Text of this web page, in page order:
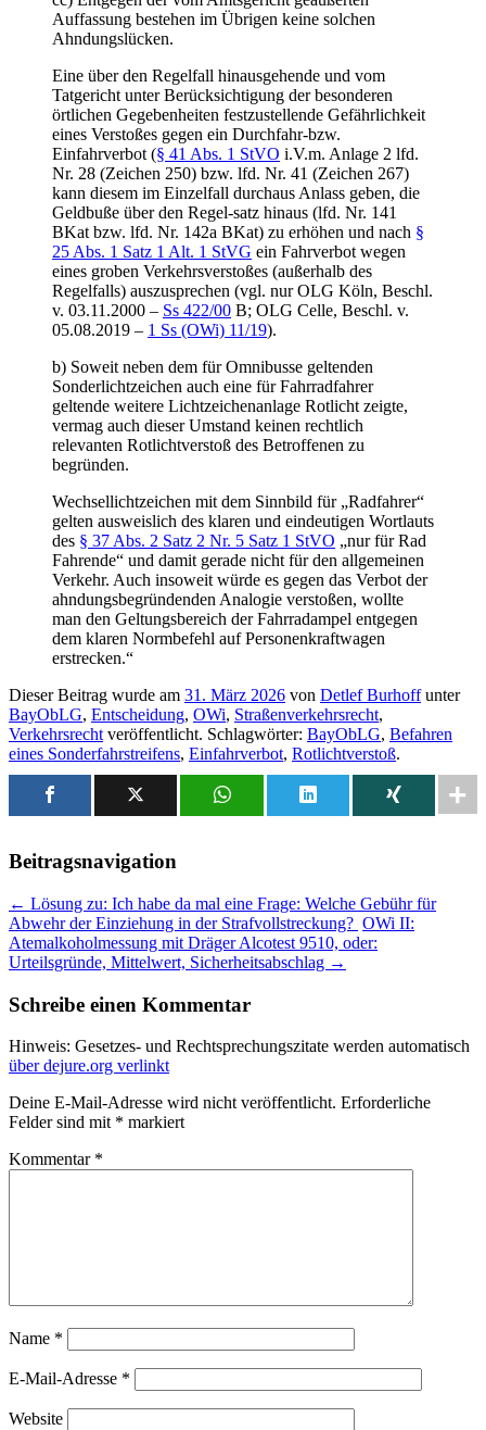
Auffassung bestehen im Übrigen keine solchen
Ahndungslücken.
Eine über den Regelfall hinausgehende und vom
Tatgericht unter Berücksichtigung der besonderen
örtlichen Gegebenheiten festzustellende Gefährlichkeit
eines Verstoßes gegen ein Durchfahr-bzw.
Einfahrverbot (§ 41 Abs. 1 StVO i.V.m. Anlage 2 lfd.
Nr. 28 (Zeichen 250) bzw. lfd. Nr. 41 (Zeichen 267)
kann diesem im Einzelfall durchaus Anlass geben, die
Geldbuße über den Regel-satz hinaus (lfd. Nr. 141
BKat bzw. lfd. Nr. 142a BKat) zu erhöhen und nach §
25 Abs. 1 Satz 1 Alt. 1 StVG ein Fahrverbot wegen
eines groben Verkehrsverstoßes (außerhalb des
Regelfalls) auszusprechen (vgl. nur OLG Köln, Beschl.
v. 03.11.2000 – Ss 422/00 B; OLG Celle, Beschl. v.
05.08.2019 – 1 Ss (OWi) 11/19).
b) Soweit neben dem für Omnibusse geltenden
Sonderlichtzeichen auch eine für Fahrradfahrer
geltende weitere Lichtzeichenanlage Rotlicht zeigte,
vermag auch dieser Umstand keinen rechtlich
relevanten Rotlichtverstoß des Betroffenen zu
begründen.
Wechsellichtzeichen mit dem Sinnbild für „Radfahrer“
gelten ausweislich des klaren und eindeutigen Wortlauts
des § 37 Abs. 2 Satz 2 Nr. 5 Satz 1 StVO „nur für Rad
Fahrende“ und damit gerade nicht für den allgemeinen
Verkehr. Auch insoweit würde es gegen das Verbot der
ahndungsbegründenden Analogie verstoßen, wollte
man den Geltungsbereich der Fahrradampel entgegen
dem klaren Normbefehl auf Personenkraftwagen
erstrecken.“
Dieser Beitrag wurde am 31. März 2026 von Detlef Burhoffunter
BayObLG, Entscheidung, OWi, Straßenverkehrsrecht,
Verkehrsrecht veröffentlicht. Schlagwörter: BayObLG, Befahren
eines Sonderfahrstreifens, Einfahrverbot, Rotlichtverstoß.
Beitragsnavigation
← Lösung zu: Ich habe da mal eine Frage: Welche Gebühr für
Abwehr der Einziehung in der Strafvollstreckung? OWi II:
Atemalkoholmessung mit Dräger Alcotest 9510, oder:
Urteilsgründe, Mittelwert, Sicherheitsabschlag →
Schreibe einen Kommentar
Hinweis: Gesetzes- und Rechtsprechungszitate werden automatisch
über dejure.org verlinkt
Deine E-Mail-Adresse wird nicht veröffentlicht. Erforderliche
Felder sind mit * markiert
Kommentar *
Name *
E-Mail-Adresse *
Website